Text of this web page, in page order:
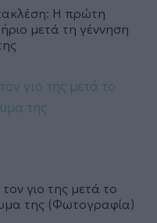
Η πρώτη
μετά τη γέννηση
γιο της μετά το
της (Φωτογραφία)